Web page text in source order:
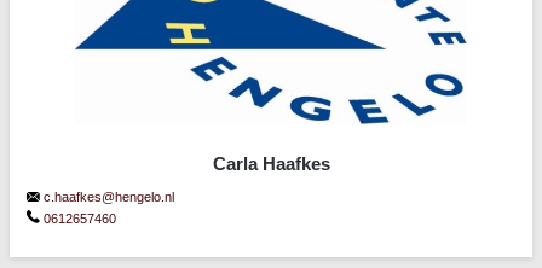
Carla Haafkes
c.haafkes@hengelo.nl
0612657460